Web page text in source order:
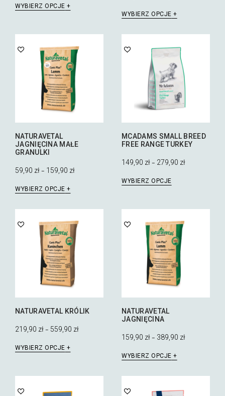
WYBIERZ OPCJE
produkt
Opcje
można
wybrać
na
stronie
produktu
WYBIERZ OPCJE
produkt
wariantów.
Opcje
można
wybrać
na
stronie
NATURAVETAL
JAGNIĘCINA MAŁE
GRANULKI
59,90 zł – 159,90 zł
WYBIERZ OPCJE
produkt
wariantów.
Opcje
można
na
stronie
produktu
MCADAMS SMALL BREED
FREE RANGE TURKEY
149,90 zł – 279,90 zł
WYBIERZ OPCJE
produkt
Opcje
można
wybrać
na
stronie
produktu
NATURAVETAL KRÓLIK
219,90 zł – 559,90 zł
WYBIERZ OPCJE
produkt
NATURAVETAL
JAGNIĘCINA
159,90 zł – 389,90 zł
WYBIERZ OPCJE
produkt
wariantów.